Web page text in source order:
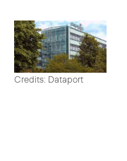
Credits: Dataport